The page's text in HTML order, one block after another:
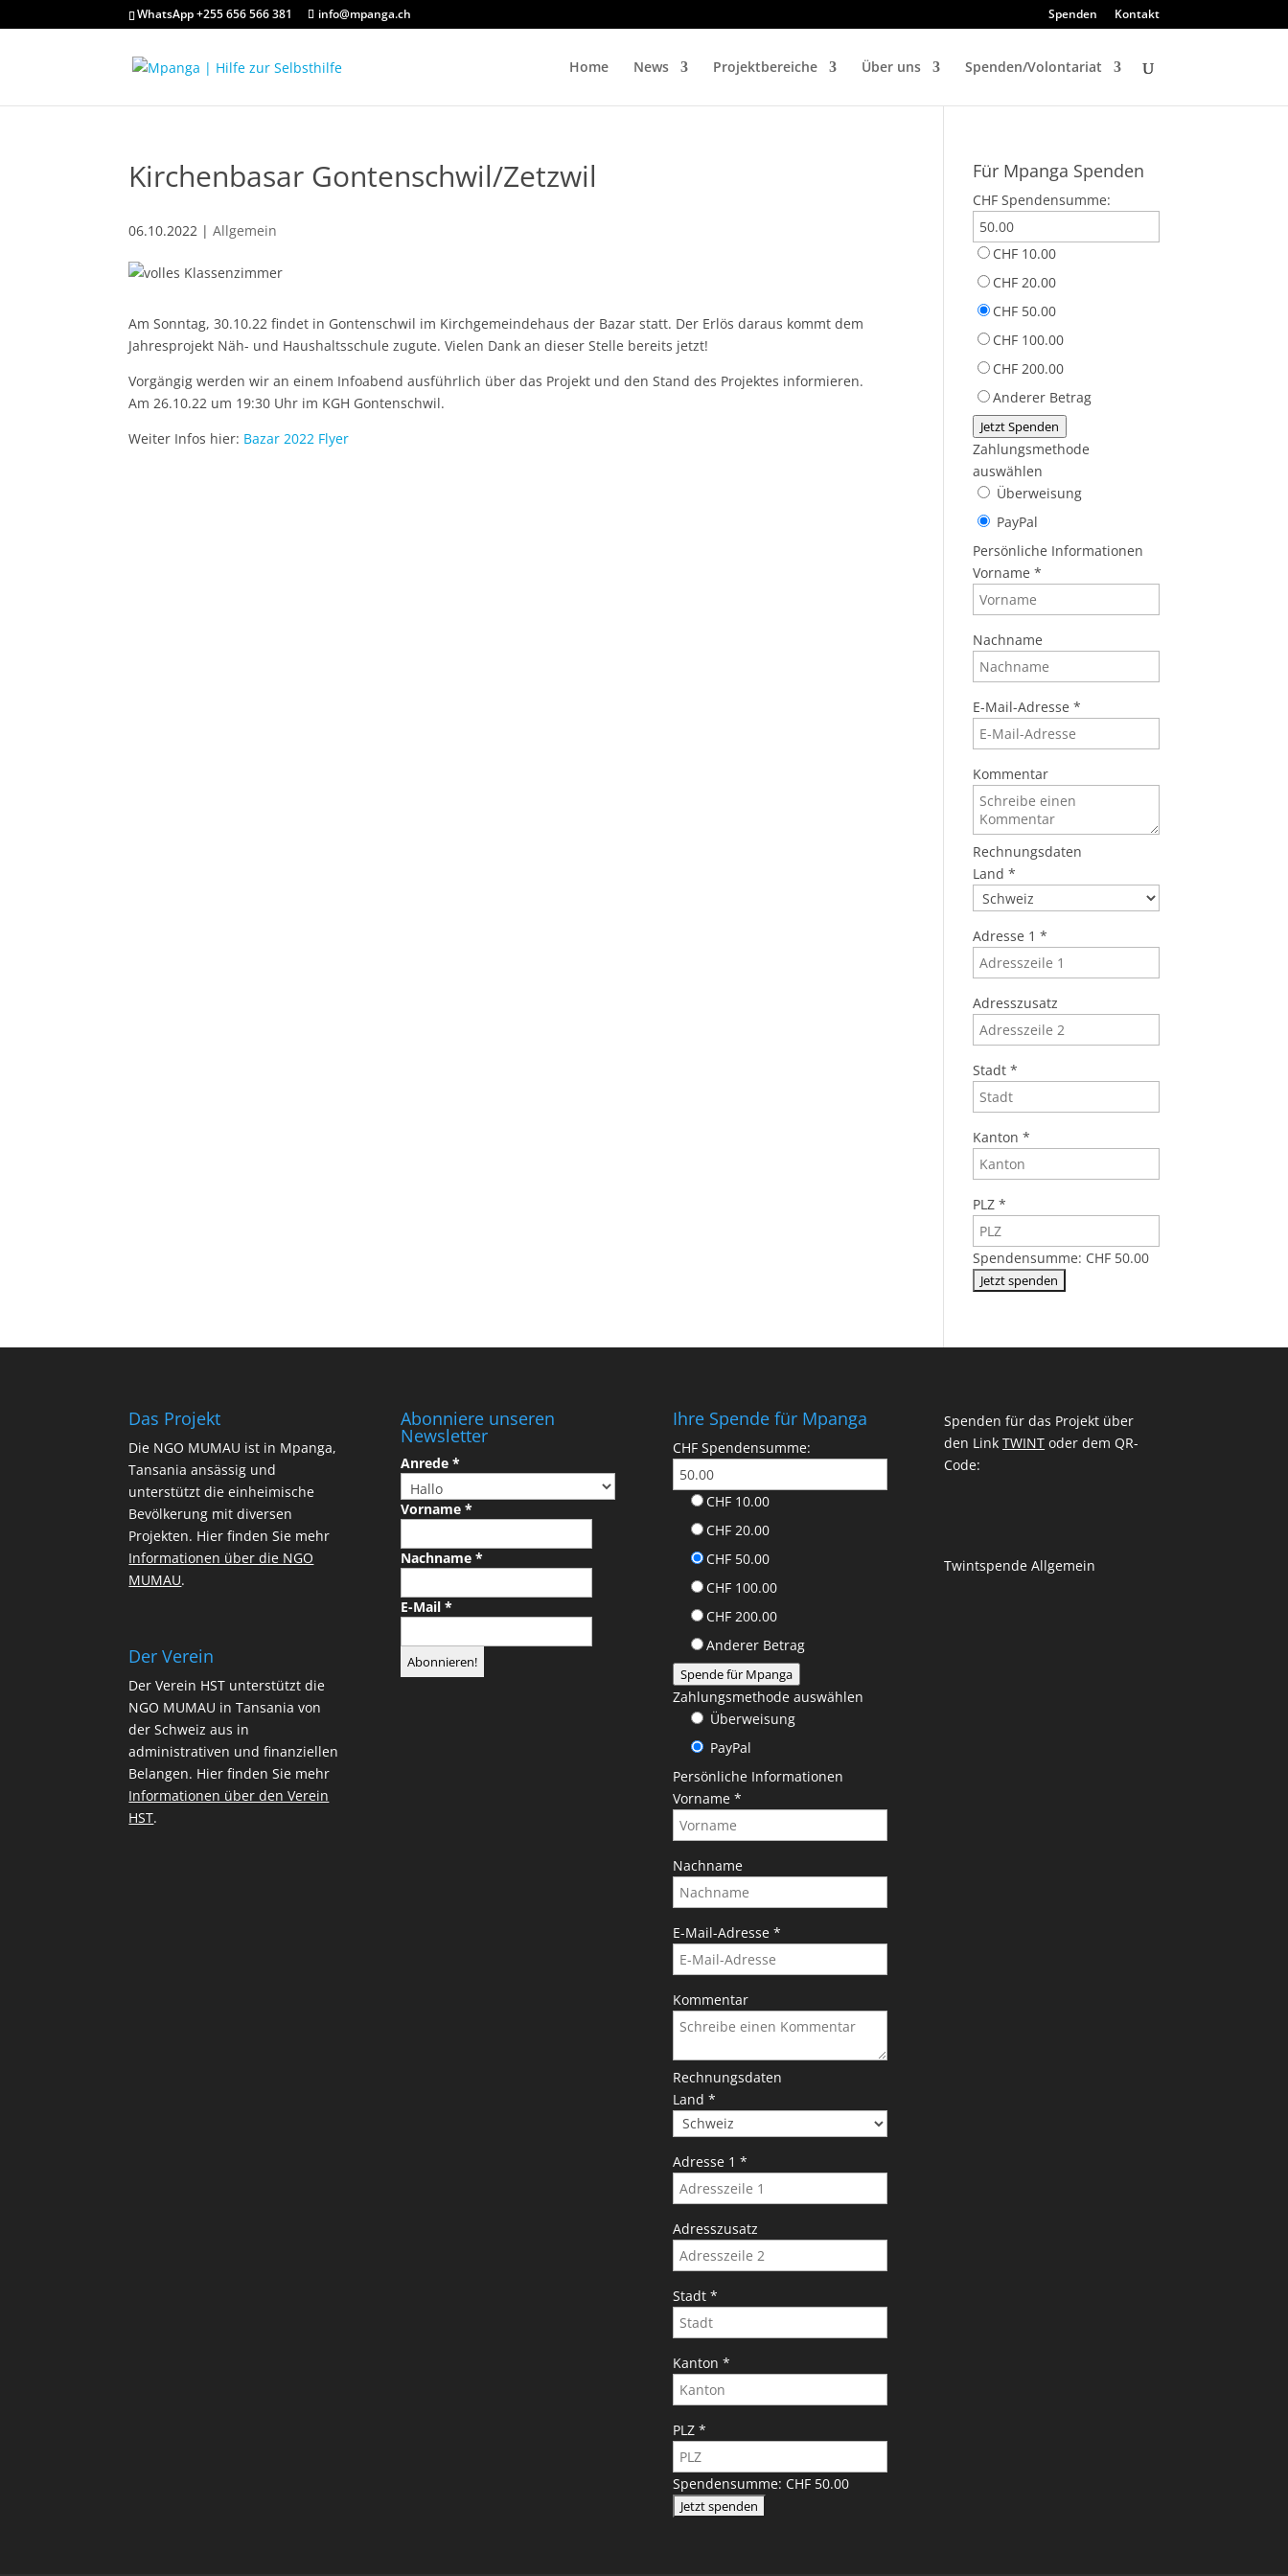
WhatsApp +255 656 566 381 info@mpanga.ch Spenden Kontakt
Home News Projektbereiche Über uns Spenden/Volontariat
Kirchenbasar Gontenschwil/Zetzwil
06.10.2022 |Allgemein
Am Sonntag, 30.10.22 findet in Gontenschwil im Kirchgemeindehaus der Bazar statt. Der Erlös daraus kommt dem
Jahresprojekt Näh- und Haushaltsschule zugute. Vielen Dank an dieser Stelle bereits jetzt!
Vorgängig werden wir an einem Infoabend ausführlich über das Projekt und den Stand des Projektes informieren.
Am 26.10.22 um 19:30 Uhr im KGH Gontenschwil.
Weiter Infos hier: Bazar 2022 Flyer
Für Mpanga Spenden
CHF Spendensumme:
CHF 10.00
CHF 20.00
CHF 50.00
CHF 100.00
CHF 200.00
Anderer Betrag
Jetzt Spenden
Zahlungsmethode
auswählen
Überweisung
PayPal
Persönliche Informationen
Vorname*
Nachname
E-Mail-Adresse*
Kommentar
Rechnungsdaten
Land*
Adresse 1*
Adresszusatz
Stadt*
Kanton *
PLZ*
Spendensumme: CHF 50.00
Das Projekt
Die NGO MUMAU ist in Mpanga,
Tansania ansässig und
unterstützt die einheimische
Bevölkerung mit diversen
Projekten. Hier finden Sie mehr
Informationen über die NGO
MUMAU.
Der Verein
Der Verein HST unterstützt die
NGO MUMAU in Tansania von
der Schweiz aus in
administrativen und finanziellen
Belangen. Hier finden Sie mehr
Informationen über den Verein
HST.
Abonniere unseren
Newsletter
Anrede *
Vorname *
Nachname *
E-Mail *
Ihre Spende für Mpanga
CHF Spendensumme:
CHF 10.00
CHF 20.00
CHF 50.00
CHF 100.00
CHF 200.00
Anderer Betrag
Spende für Mpanga
Zahlungsmethode auswählen
Überweisung
PayPal
Persönliche Informationen
Vorname *
Nachname
E-Mail-Adresse *
Kommentar
Rechnungsdaten
Land *
Adresse 1 *
Adresszusatz
Stadt *
Kanton *
PLZ *
Spendensumme: CHF 50.00
Spenden für das Projekt über
den LinkTWINT oder dem QR-
Code:
Twintspende Allgemein